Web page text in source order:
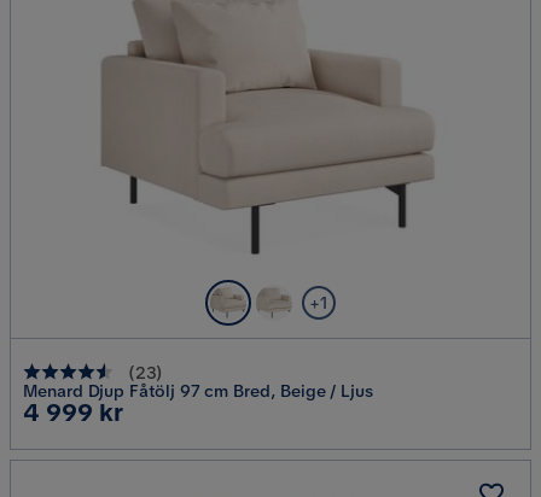
+1
(23)
Menard Djup Fåtölj 97 cm Bred, Beige / Ljus
Pris
4 999 kr